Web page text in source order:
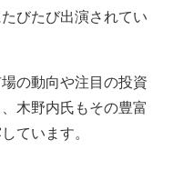
びたび出演されてい
の動向や注目の投資
木野内氏もその豊富
ています。